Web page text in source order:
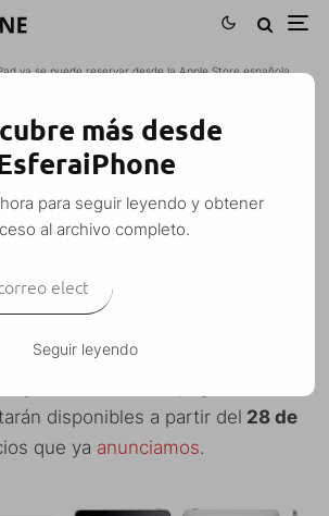
ya se puede reservar desde la Apple Store española
PUEDE RESERVAR DESDE
STORE ESPAÑOLA
Fuentes (Esfera) · iPad Noticias · 10 mayo, 2010
·
1 Minuto de lectura
mintuosya es posible reservar
disponibles a partir del 28 de
que ya anunciamos.
más desde
para seguir leyendo y obtener
al archivo completo.
Seguir leyendo